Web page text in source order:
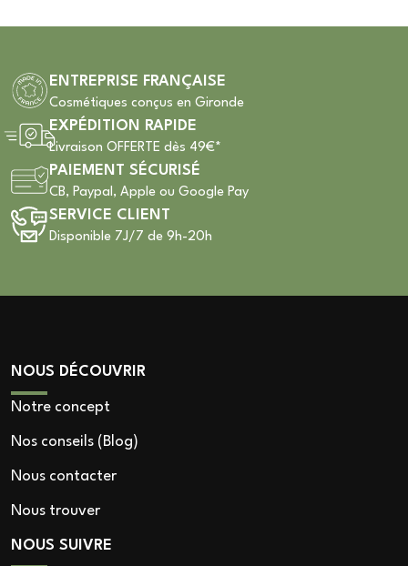
ENTREPRISE FRANÇAISE
Cosmétiques conçus en Gironde
EXPÉDITION RAPIDE
Livraison OFFERTE dès 49€*
PAIEMENT SÉCURISÉ
CB, Paypal, Apple ou Google Pay
SERVICE CLIENT
Disponible 7J/7 de 9h-20h
NOUS DÉCOUVRIR
Notre concept
Nos conseils (Blog)
Nous contacter
Nous trouver
NOUS SUIVRE